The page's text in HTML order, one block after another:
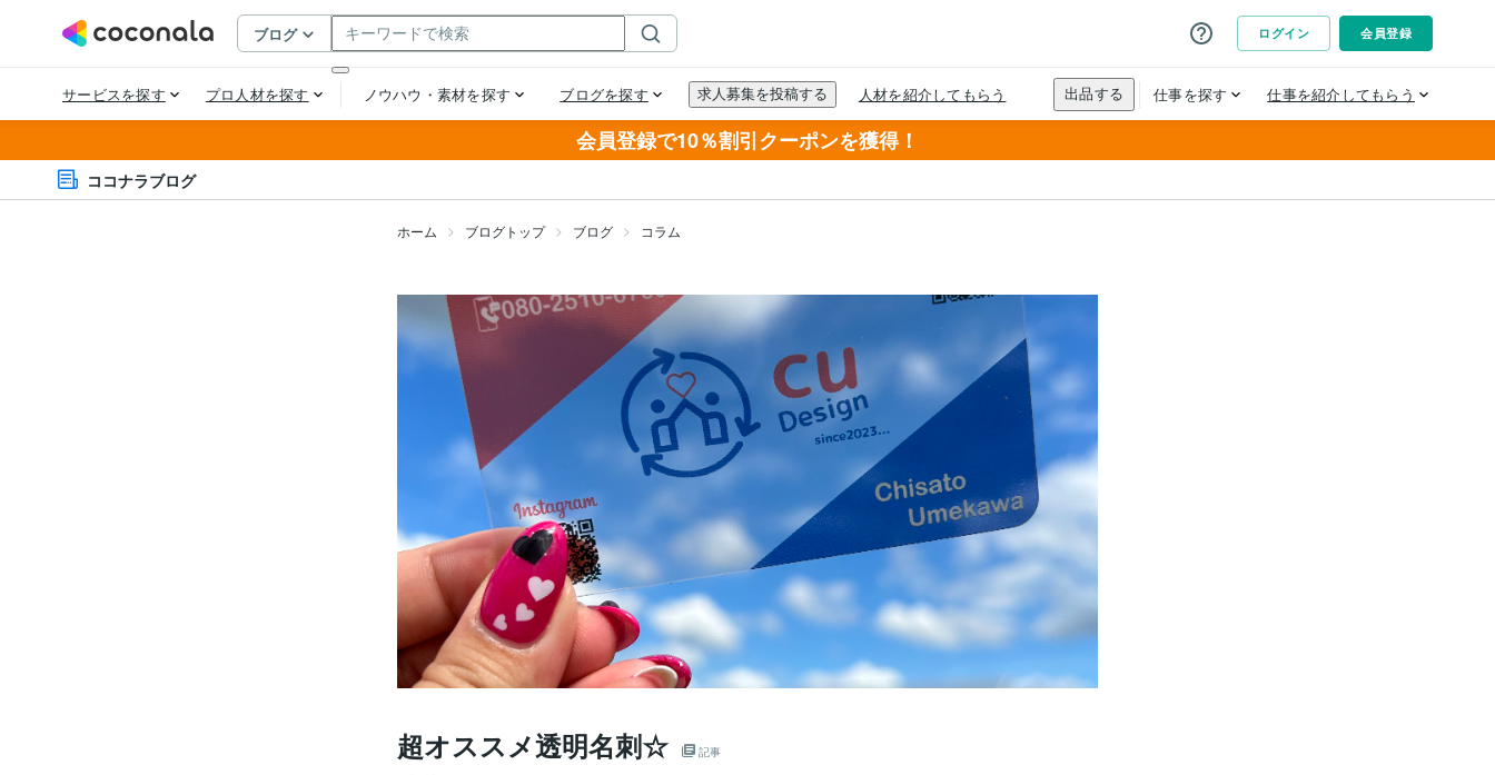
会員登録で10％割引クーポンを獲得！
ココナラブログ
ホーム ブログトップ ブログ コラム
超オススメ透明名刺☆ 記事